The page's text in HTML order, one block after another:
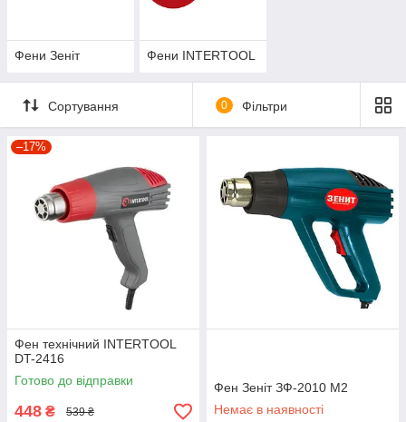
Фени Зеніт Фени INTERTOOL
Сортування 0 Фільтри
–17%
Фен технічний INTERTOOL
DT-2416
Готово до відправки
448 ₴ 539 ₴
Фен Зеніт ЗФ-2010 М2
Немає в наявності